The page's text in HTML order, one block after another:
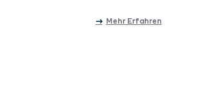
Mehr Erfahren